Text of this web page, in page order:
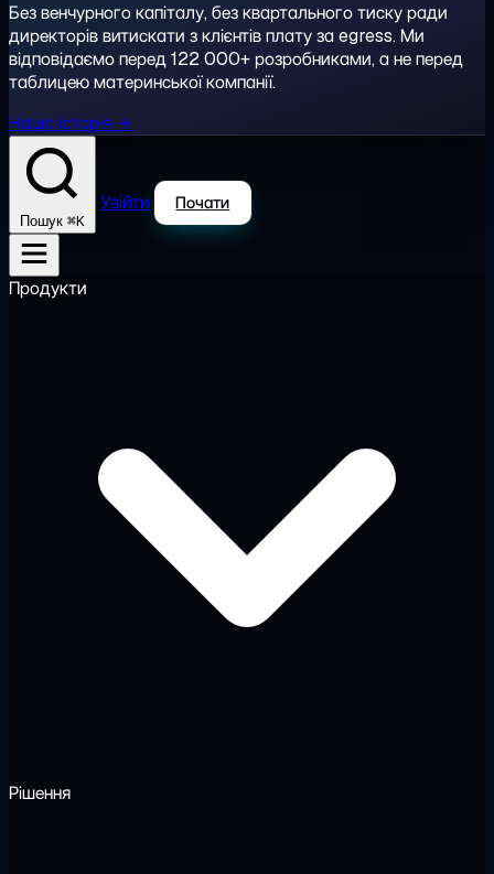
Без венчурного капіталу, без квартального тиску ради
директорів витискати з клієнтів плату за egress. Ми
відповідаємо перед 122 000+ розробниками, а не перед
таблицею материнської компанії.
Наша історія →
Пошук ⌘K
Увійти Почати
Продукти
Рішення